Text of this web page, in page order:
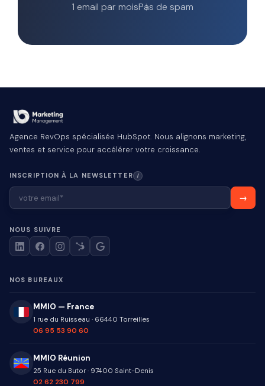
1 email par moisPas de spam
Agence RevOps spécialisée HubSpot. Nous alignons marketing,
ventes et service pour accélérer votre croissance.
INSCRIPTION À LA NEWSLETTER I
NOUS SUIVRE
NOS BUREAUX
MMIO — France
1 rue du Ruisseau · 66440 Torreilles
06 95 53 90 60
MMIO Réunion
25 Rue du Butor· 97400 Saint-Denis
02 62 230 799